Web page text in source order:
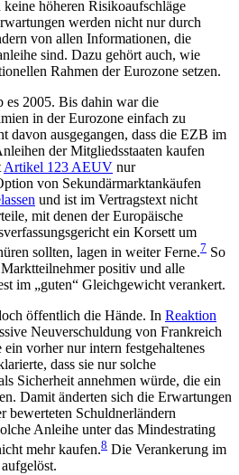
keine höheren Risikoaufschläge
werden nicht nur durch
von allen Informationen, die
sind. Dazu gehört auch, wie
Rahmen der Eurozone setzen.
es 2005. Bis dahin war die
in der Eurozone einfach zu
davon ausgegangen, dass die EZB im
der Mitgliedsstaaten kaufen
Artikel 123 AEUV nur
von Sekundärmarktankäufen
und ist im Vertragstext nicht
mit denen der Europäische
ein Korsett um
sollten, lagen in weiter Ferne.7 So
positiv und alle
im „guten“ Gleichgewicht verankert.
öffentlich die Hände. In Reaktion
Neuverschuldung von Frankreich
vorher nur intern festgehaltenes
dass sie nur solche
Sicherheit annehmen würde, die ein
Damit änderten sich die Erwartungen
bewerteten Schuldnerländern
Anleihe unter das Mindestrating
mehr kaufen.8 Die Verankerung im